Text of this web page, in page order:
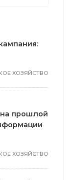
ХОЗЯЙСТВО
на прошлой
ХОЗЯЙСТВО